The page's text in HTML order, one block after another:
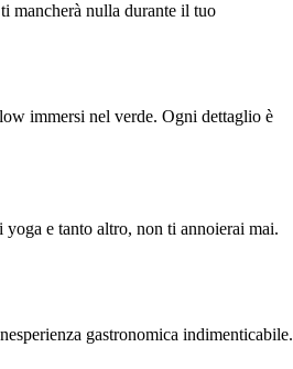
mancherà nulla durante il tuo
immersi nel verde. Ogni dettaglio è
e tanto altro, non ti annoierai mai.
gastronomica indimenticabile.